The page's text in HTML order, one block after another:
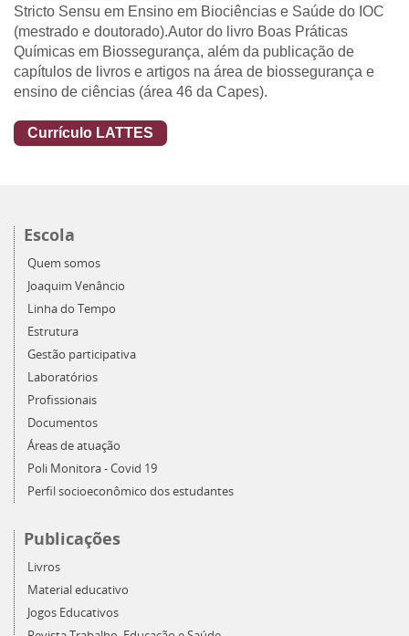
Stricto Sensu em Ensino em Biociências e Saúde do IOC
(mestrado e doutorado).Autor do livro Boas Práticas
Químicas em Biossegurança, além da publicação de
capítulos de livros e artigos na área de biossegurança e
ensino de ciências (área 46 da Capes).
Currículo LATTES
Escola
Quem somos
Joaquim Venâncio
Linha do Tempo
Estrutura
Gestão participativa
Laboratórios
Profissionais
Documentos
Áreas de atuação
Poli Monitora - Covid 19
Perfil socioeconômico dos estudantes
Publicações
Livros
Material educativo
Jogos Educativos